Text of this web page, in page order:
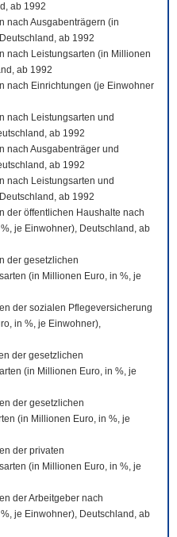
ab 1992
nach Ausgabenträgern (in
ab 1992
nach Leistungsarten (in Millionen
ab 1992
nach Einrichtungen (je Einwohner
nach Leistungsarten und
ab 1992
nach Ausgabenträger und
ab 1992
nach Leistungsarten und
ab 1992
der öffentlichen Haushalte nach
je Einwohner), Deutschland, ab
der gesetzlichen
(in Millionen Euro, in %, je
der sozialen Pflegeversicherung
in %, je Einwohner),
der gesetzlichen
(in Millionen Euro, in %, je
der gesetzlichen
(in Millionen Euro, in %, je
der privaten
(in Millionen Euro, in %, je
der Arbeitgeber nach
je Einwohner), Deutschland, ab